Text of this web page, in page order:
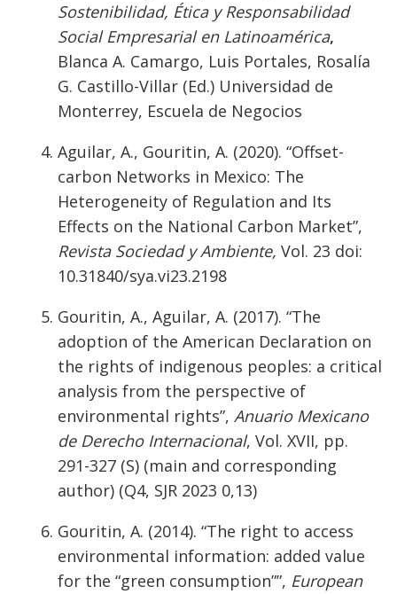
Sostenibilidad, Ética y Responsabilidad
Social Empresarial en Latinoamérica,
Blanca A. Camargo, Luis Portales, Rosalía
G. Castillo-Villar (Ed.) Universidad de
Monterrey, Escuela de Negocios
Aguilar, A., Gouritin, A. (2020). “Offset-
carbon Networks in Mexico: The
Heterogeneity of Regulation and Its
Effects on the National Carbon Market”,
Revista Sociedad y Ambiente, Vol. 23 doi:
10.31840/sya.vi23.2198
Gouritin, A., Aguilar, A. (2017). “The
adoption of the American Declaration on
the rights of indigenous peoples: a critical
analysis from the perspective of
environmental rights”, Anuario Mexicano
de Derecho Internacional, Vol. XVII, pp.
291-327 (S) (main and corresponding
author) (Q4, SJR 2023 0,13)
Gouritin, A. (2014). “The right to access
environmental information: added value
for the “green consumption””, European